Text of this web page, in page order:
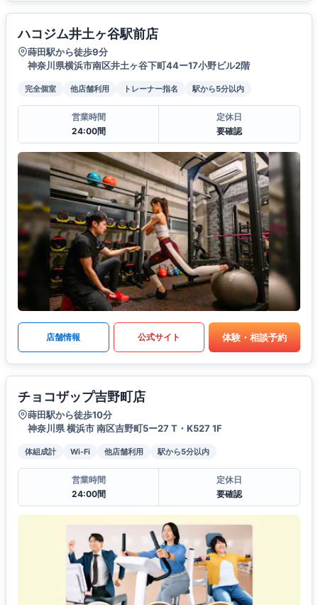
ハコジム井土ヶ谷駅前店
蒔田駅から徒歩9分
神奈川県横浜市南区井土ヶ谷下町44ー17小野ビル2階
完全個室 他店舗利用 トレーナー指名 駅から5分以内
営業時間
24:00間
定休日
要確認
店舗情報 公式サイト 体験・相談予約
チョコザップ吉野町店
蒔田駅から徒歩10分
神奈川県 横浜市 南区吉野町5ー27 T・K527 1F
体組成計 Wi-Fi 他店舗利用 駅から5分以内
営業時間
24:00間
定休日
要確認